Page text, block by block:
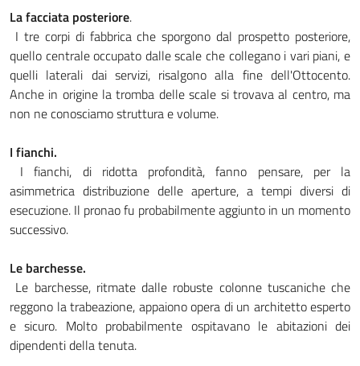
La facciata posteriore.
I tre corpi di fabbrica che sporgono dal prospetto posteriore,
quello centrale occupato dalle scale che collegano i vari piani, e
quelli laterali dai servizi, risalgono alla fine dell'Ottocento.
Anche in origine la tromba delle scale si trovava al centro, ma
non ne conosciamo struttura e volume.
I fianchi.
I fianchi, di ridotta profondità, fanno pensare, per la
asimmetrica distribuzione delle aperture, a tempi diversi di
esecuzione. Il pronao fu probabilmente aggiunto in un momento
successivo.
Le barchesse.
Le barchesse, ritmate dalle robuste colonne tuscaniche che
reggono la trabeazione, appaiono opera di un architetto esperto
e sicuro. Molto probabilmente ospitavano le abitazioni dei
dipendenti della tenuta.